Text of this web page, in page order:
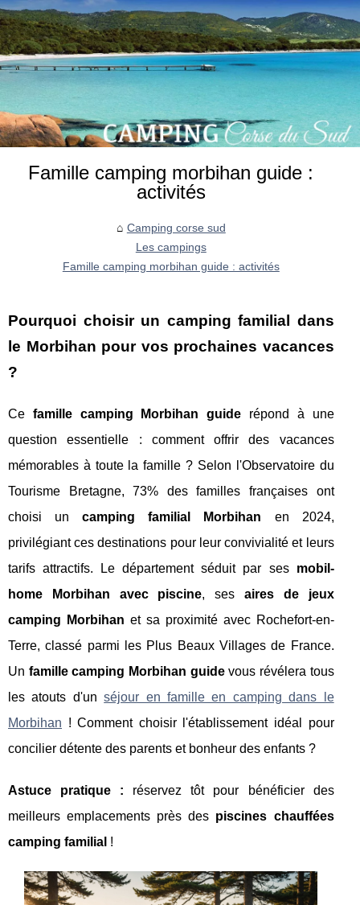
Famille camping morbihan guide :
activités
Camping corse sud
Les campings
Famille camping morbihan guide : activités
Pourquoi choisir un camping familial dans
le Morbihan pour vos prochaines vacances
?
Ce famille camping Morbihan guide répond à une
question essentielle : comment offrir des vacances
mémorables à toute la famille ? Selon l'Observatoire du
Tourisme Bretagne, 73% des familles françaises ont
choisi uncamping familial Morbihan en 2024,
privilégiant ces destinations pour leur convivialité et leurs
tarifs attractifs. Le département séduit par ses mobil-
home Morbihan avec piscine, sesaires de jeux
camping Morbihan et sa proximité avec Rochefort-en-
Terre, classé parmi les Plus Beaux Villages de France.
Un famille camping Morbihan guidevous révélera tous
les atouts d'unséjour en famille en camping dans le
Morbihan ! Comment choisir l'établissement idéal pour
concilier détente des parents et bonheur des enfants ?
Astuce pratique : réservez tôt pour bénéficier des
meilleurs emplacements près des piscines chauffées
camping familial !